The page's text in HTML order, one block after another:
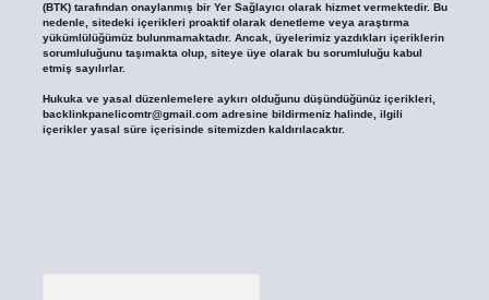
(BTK) tarafından onaylanmış bir Yer Sağlayıcı olarak hizmet vermektedir. Bu
nedenle, sitedeki içerikleri proaktif olarak denetleme veya araştırma
yükümlülüğümüz bulunmamaktadır. Ancak, üyelerimiz yazdıkları içeriklerin
sorumluluğunu taşımakta olup, siteye üye olarak bu sorumluluğu kabul
etmiş sayılırlar.
Hukuka ve yasal düzenlemelere aykırı olduğunu düşündüğünüz içerikleri,
backlinkpanelicomtr@gmail.comadresine bildirmeniz halinde, ilgili
içerikler yasal süre içerisinde sitemizden kaldırılacaktır.